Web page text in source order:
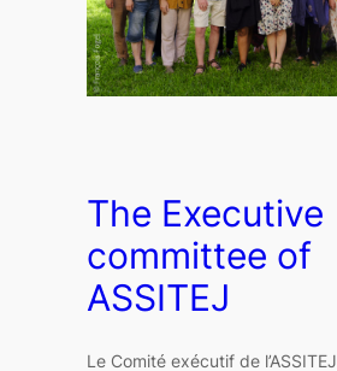
The Executive
committee of
ASSITEJ
Le Comité exécutif de l’ASSITEJ